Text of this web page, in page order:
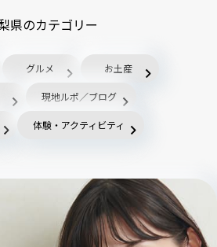
県のカテゴリー
グルメ お土産
現地ルポ／ブログ
体験・アクティビティ